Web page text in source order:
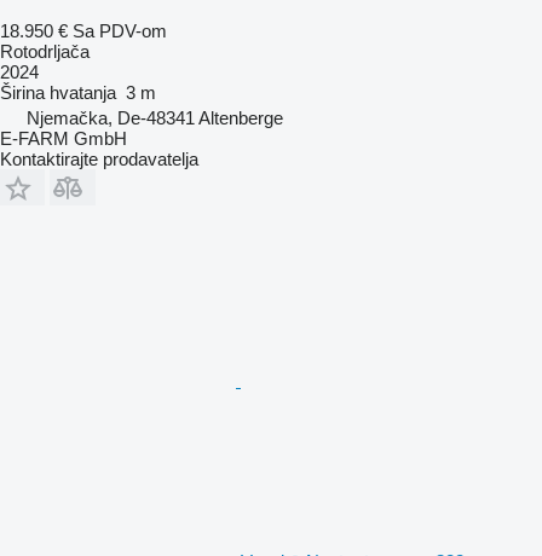
18.950 € Sa PDV-om
Rotodrljača
2024
Širina hvatanja 3 m
Njemačka, De-48341 Altenberge
E-FARM GmbH
Kontaktirajte prodavatelja